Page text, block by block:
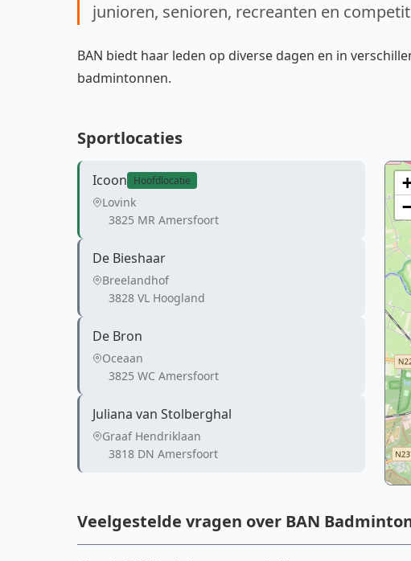
junioren, senioren, recreanten en
BAN biedt haar leden op diverse dagen en in
badmintonnen.
Sportlocaties
Icoon Hoofdlocatie
Lovink
3825 MR Amersfoort
De Bieshaar
Breelandhof
3828 VL Hoogland
De Bron
Oceaan
3825 WC Amersfoort
Juliana van Stolberghal
Graaf Hendriklaan
3818 DN Amersfoort
Veelgestelde vragen over BAN